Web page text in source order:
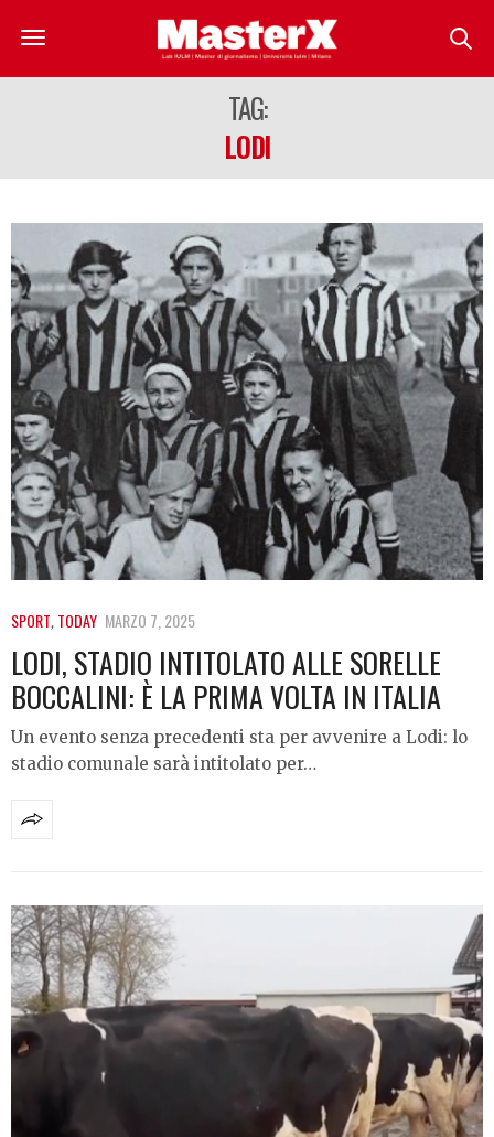
TAG:
LODI
SPORT,TODAY MARZO 7, 2025
LODI, STADIO INTITOLATO ALLE SORELLE
BOCCALINI: È LA PRIMA VOLTA IN ITALIA
Un evento senza precedenti sta per avvenire a Lodi: lo
stadio comunale sarà intitolato per…